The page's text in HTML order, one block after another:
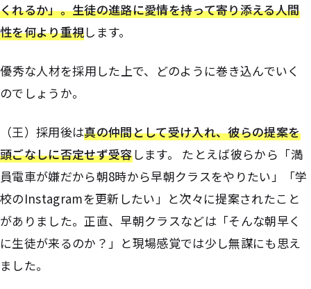
くれるか」。生徒の進路に愛情を持って寄り添える人間
性を何より重視します。
――優秀な人材を採用した上で、どのように巻き込んでいく
のでしょうか。
（王）採用後は真の仲間として受け入れ、彼らの提案を
頭ごなしに否定せず受容します。 たとえば彼らから「満
員電車が嫌だから朝8時から早朝クラスをやりたい」「学
校のInstagramを更新したい」と次々に提案されたこと
がありました。正直、早朝クラスなどは「そんな朝早く
に生徒が来るのか？」と現場感覚では少し無謀にも思え
ました。